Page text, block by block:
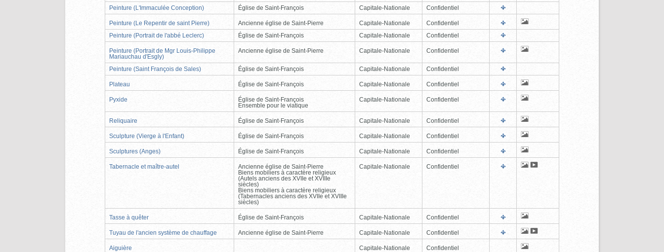
Peinture (L'Immaculée Conception)
Église de Saint-François Capitale-Nationale Confidentiel
Peinture (Le Repentir de saint Pierre) Ancienne église de Saint-Pierre Capitale-Nationale
Confidentiel
Peinture (Portrait de l'abbé Leclerc)
Église de Saint-François Capitale-Nationale Confidentiel
Peinture (Portrait de Mgr Louis-Philippe
Mariauchau d'Esgly)
Ancienne église de Saint-Pierre Capitale-Nationale Confidentiel
Peinture (Saint François de Sales) Église de Saint-François Capitale-Nationale Confidentiel
Plateau Église de Saint-François Capitale-Nationale Confidentiel
Pyxide
Église de Saint-François
Ensemble pour le viatique
Capitale-Nationale Confidentiel
Reliquaire Église de Saint-François Capitale-Nationale Confidentiel
Sculpture (Vierge à l'Enfant) Église de Saint-François Capitale-Nationale Confidentiel
Sculptures (Anges) Église de Saint-François Capitale-Nationale Confidentiel
Tabernacle et maître-autel
Ancienne église de Saint-Pierre
Biens mobiliers à caractère religieux
(Autels anciens des XVIIe et XVIIIe
siècles)
Biens mobiliers à caractère religieux
(Tabernacles anciens des XVIIe et XVIIIe
siècles)
Capitale-Nationale Confidentiel
Tasse à quêter Église de Saint-François Capitale-Nationale Confidentiel
Tuyau de l'ancien système de chauffage Ancienne église de Saint-Pierre Capitale-Nationale Confidentiel
Aiguière Capitale-Nationale Confidentiel